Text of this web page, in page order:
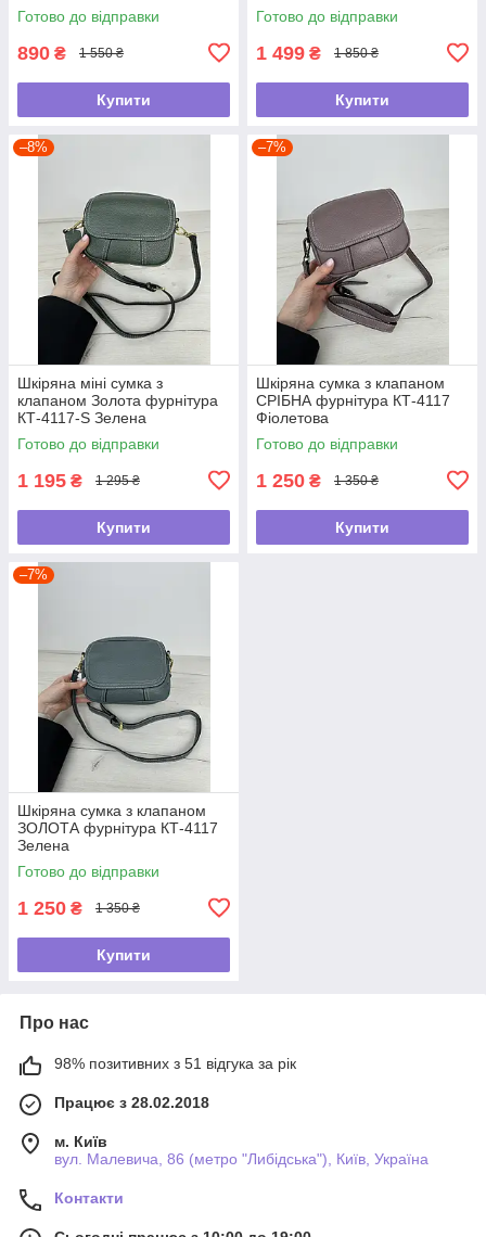
Готово до відправки
890 ₴ 1 550 ₴
Купити
Готово до відправки
1 499 ₴ 1 850 ₴
Купити
–8%
Шкіряна міні сумка з
клапаном Золота фурнітура
КТ-4117-S Зелена
Готово до відправки
1 195 ₴ 1 295 ₴
Купити
–7%
Шкіряна сумка з клапаном
СРІБНА фурнітура КТ-4117
Фіолетова
Готово до відправки
1 250 ₴ 1 350 ₴
Купити
–7%
Шкіряна сумка з клапаном
ЗОЛОТА фурнітура КТ-4117
Зелена
Готово до відправки
1 250 ₴ 1 350 ₴
Купити
Про нас
98% позитивних з 51 відгука за рік
Працює з 28.02.2018
м. Київ
вул. Малевича, 86 (метро "Либідська"), Київ, Україна
Контакти